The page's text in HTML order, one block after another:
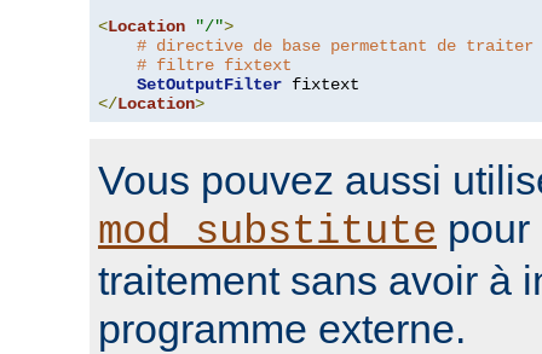
<Location "/">
# directive de base permettant de
# filtre fixtext
SetOutputFilter
</Location>
Vous pouvez aussi
mod_substitute pour
traitement sans avoir à
programme externe.